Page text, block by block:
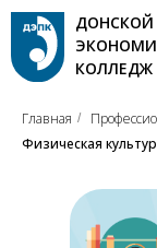
ДОНСКОЙ
ЭКОНОМИКО-
КОЛЛЕДЖ
Главная /
Физическая